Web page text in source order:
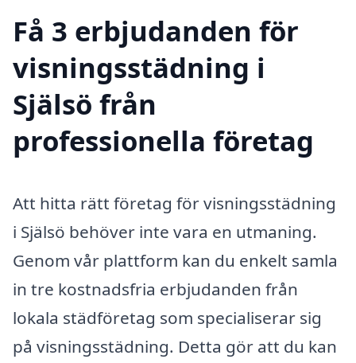
Få 3 erbjudanden för
visningsstädning i
Själsö från
professionella företag
Att hitta rätt företag för visningsstädning
i Själsö behöver inte vara en utmaning.
Genom vår plattform kan du enkelt samla
in tre kostnadsfria erbjudanden från
lokala städföretag som specialiserar sig
på visningsstädning. Detta gör att du kan